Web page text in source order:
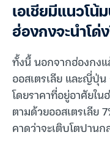
เอเชียมีแนวโน้
ฮ่องกงจะนำโด่
ทั้งนี้ นอกจากฮ่องกงแ
ออสเตรเลีย และญี่ปุ่
โดยราคาที่อยู่อาศัยใ
ตามด้วยออสเตรเลีย
คาดว่าจะเติบโตปาน